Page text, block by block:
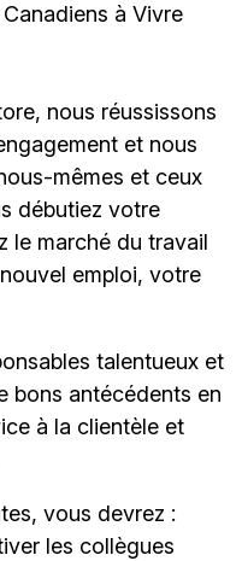
à Vivre
nous réussissons
et nous
mêmes et ceux
débutiez votre
le marché du travail
emploi, votre
talentueux et
bons antécédents en
à la clientèle et
vous devrez :
les collègues